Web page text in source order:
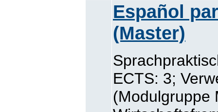
Español
(Master)
ECTS: 3;
(Modulgruppe